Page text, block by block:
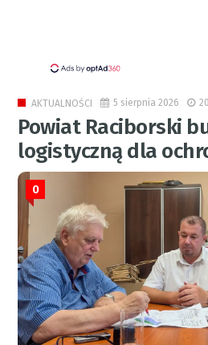
AKTUALNOŚCI 5 sierpnia 2026
Powiat Raciborski
logistyczną dla
0